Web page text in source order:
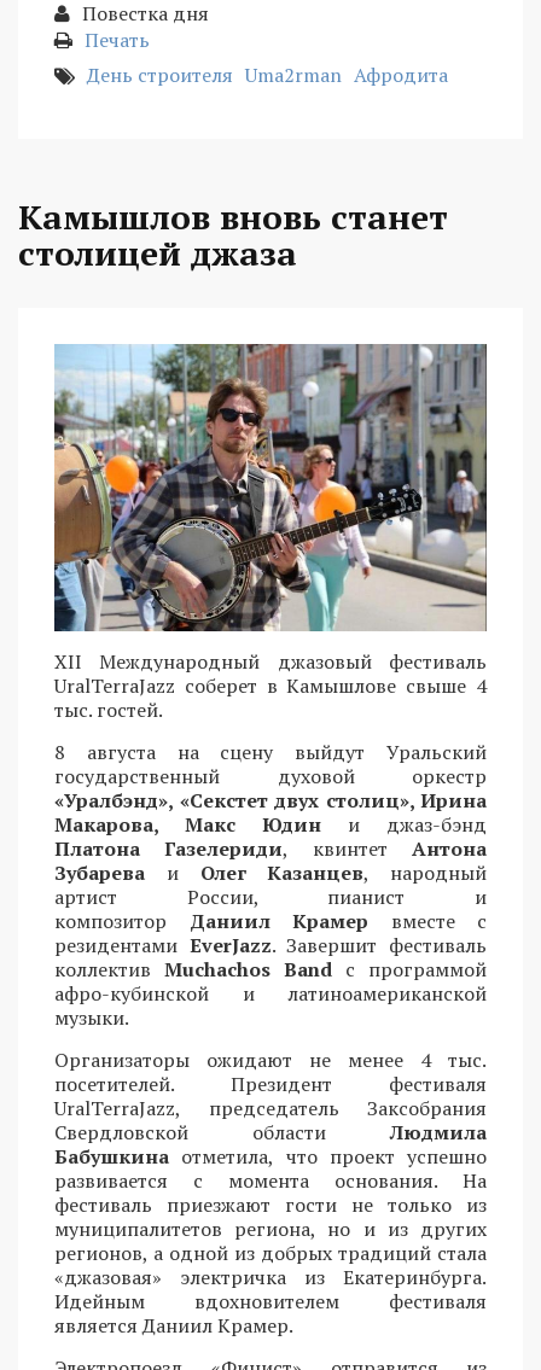
Повестка дня
Печать
День строителя Uma2rman Афродита
Камышлов вновь станет
столицей джаза
XII Международный джазовый фестиваль
UralTerraJazz соберет в Камышлове свыше 4
тыс. гостей.
8 августа на сцену выйдут Уральский
государственный духовой оркестр
«Уралбэнд», «Секстет двух столиц», Ирина
Макарова, Макс Юдин и джаз-бэнд
Платона Газелериди, квинтетАнтона
Зубарева и Олег Казанцев, народный
артист России, пианист и
композитор Даниил Крамер вместе с
резидентами EverJazz. Завершит фестиваль
коллектив Muchachos Band с программой
афро-кубинской и латиноамериканской
музыки.
Организаторы ожидают не менее 4 тыс.
посетителей. Президент фестиваля
UralTerraJazz, председатель Заксобрания
Свердловской областиЛюдмила
Бабушкина отметила, что проект успешно
развивается с момента основания. На
фестиваль приезжают гости не только из
муниципалитетов региона, но и из других
регионов, а одной из добрых традиций стала
«джазовая» электричка из Екатеринбурга.
Идейным вдохновителем фестиваля
является Даниил Крамер.